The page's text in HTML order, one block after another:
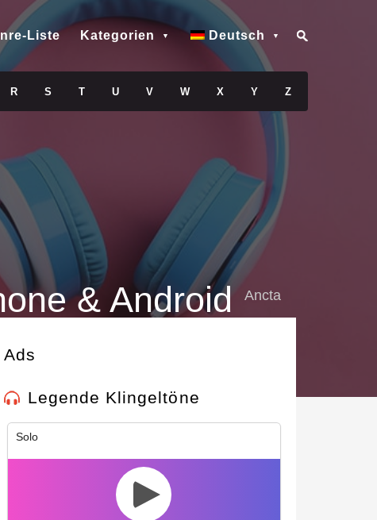
Liste Kategorien Deutsch
R S T U V W X Y Z
& Android Ancta
Ads
Legende Klingeltöne
Solo
cookies.Privacy Policy Close